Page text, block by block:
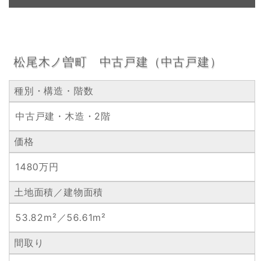
松尾木ノ曽町 中古戸建（中古戸建）
種別・構造・階数
中古戸建・木造・2階
価格
1480万円
土地面積／建物面積
53.82m²／56.61m²
間取り